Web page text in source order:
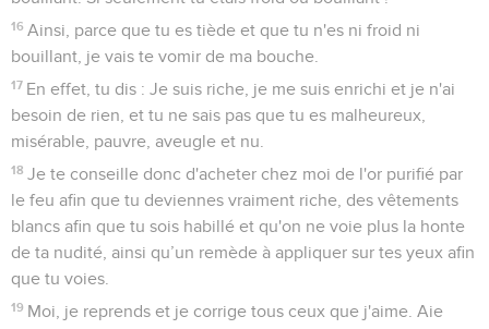
16 Ainsi, parce que tu es tiède et que tu n'es ni froid ni
bouillant, je vais te vomir de ma bouche.
17 En effet, tu dis : Je suis riche, je me suis enrichi et je n'ai
besoin de rien, et tu ne sais pas que tu es malheureux,
misérable, pauvre, aveugle et nu.
18 Je te conseille donc d'acheter chez moi de l'or purifié par
le feu afin que tu deviennes vraiment riche, des vêtements
blancs afin que tu sois habillé et qu'on ne voie plus la honte
de ta nudité, ainsi qu’un remède à appliquer sur tes yeux afin
que tu voies.
19 Moi, je reprends et je corrige tous ceux que j'aime. Aie